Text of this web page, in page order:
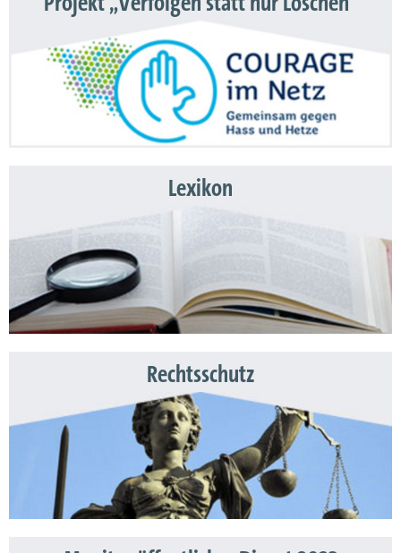
Lexikon
Rechtsschutz